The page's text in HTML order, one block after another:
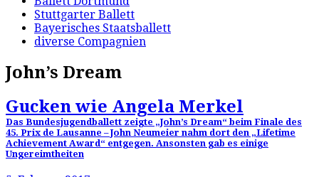
Stuttgarter Ballett
Bayerisches Staatsballett
diverse Compagnien
John’s Dream
Gucken wie Angela Merkel
Das Bundesjugendballett zeigte „John’s Dream“ beim Finale des
45. Prix de Lausanne – John Neumeier nahm dort den „Lifetime
Achievement Award“ entgegen. Ansonsten gab es einige
Ungereimtheiten